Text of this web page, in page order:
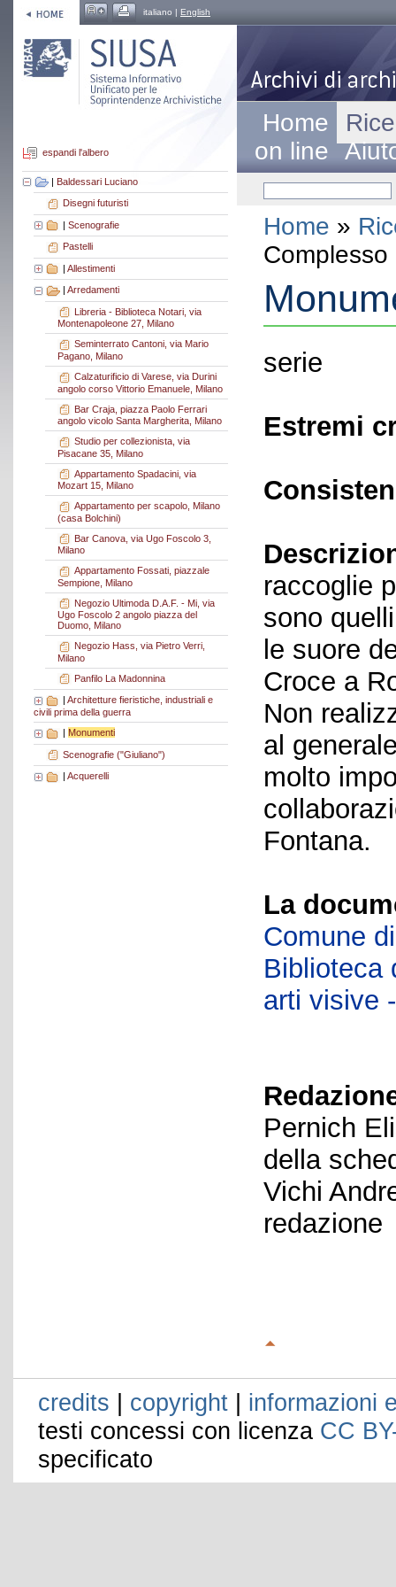
italiano | English
espandi l'albero
| Baldessari Luciano
Disegni futuristi
| Scenografie
Pastelli
| Allestimenti
Arredamenti
Libreria - Biblioteca Notari, via
Montenapoleone 27, Milano
Seminterrato Cantoni, via Mario
Pagano, Milano
Calzaturificio di Varese, via Durini
angolo corso Vittorio Emanuele, Milano
Bar Craja, piazza Paolo Ferrari
angolo vicolo Santa Margherita, Milano
Studio per collezionista, via
Pisacane 35, Milano
Appartamento Spadacini, via
Mozart 15, Milano
Appartamento per scapolo, Milano
(casa Bolchini)
Bar Canova, via Ugo Foscolo 3,
Milano
Appartamento Fossati, piazzale
Sempione, Milano
Negozio Ultimoda D.A.F. - Mi, via
Ugo Foscolo 2 angolo piazza del
Duomo, Milano
Negozio Hass, via Pietro Verri,
Milano
Panfilo La Madonnina
Architetture fieristiche, industriali e
civili prima della guerra
| Monumenti
Scenografie ("Giuliano")
| Acquerelli
Home
on line
Home »
serie
Estremi
raccoglie
sono
le suore
Croce a
Non
al
molto
Fontana.
La
Comune
Biblioteca
arti visive
Pernich
della
Vichi
redazione
credits | copyright | informazioni
testi concessi con licenza CC
specificato